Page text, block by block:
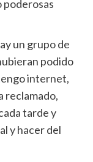
poderosas
un grupo de
podido
internet,
reclamado,
tarde y
y hacer del